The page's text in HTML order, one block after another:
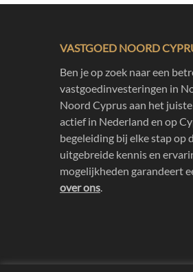
VASTGOED NOORD
Ben je op zoek naar een
vastgoedinvesteringen in
Noord Cyprus aan het
actief in Nederland en op
begeleiding bij elke stap op
uitgebreide kennis en
mogelijkheden garandeert
over ons.